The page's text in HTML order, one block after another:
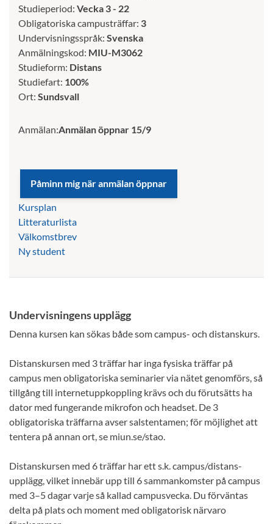
Studieperiod: Vecka 3 - 22
Obligatoriska campusträffar: 3
Undervisningsspråk: Svenska
Anmälningskod: MIU-M3062
Studieform: Distans
Studiefart: 100%
Ort: Sundsvall
Anmälan:Anmälan öppnar 15/9
Kursplan
Litteraturlista
Välkomstbrev
Ny student
Undervisningens upplägg
Denna kursen kan sökas både som campus- och distanskurs.
Distanskursen med 3 träffar har inga fysiska träffar på
campus men obligatoriska seminarier via nätet genomförs, så
tillgång till internetuppkoppling krävs och du förutsätts ha
dator med fungerande mikrofon och headset. De 3
obligatoriska träffarna avser salstentamen; för möjlighet att
tentera på annan ort, se miun.se/stao.
Distanskursen med 6 träffar har ett s.k. campus/distans-
upplägg, vilket innebär upp till 6 sammankomster på campus
med 3–5 dagar varje så kallad campusvecka. Du förväntas
delta på plats och moment med obligatorisk närvaro